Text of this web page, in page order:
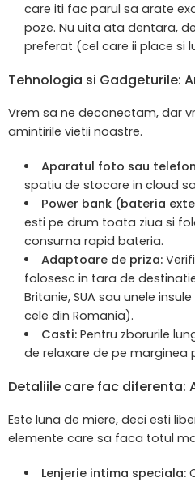
care iti fac parul sa arate
poze. Nu uita ata dentara,
preferat (cel care ii place si
Tehnologia si Gadgeturile:
Vrem sa ne deconectam, dar
amintirile vietii noastre.
Aparatul foto sau
spatiu de stocare in cloud
Power bank (bateria
esti pe drum toata ziua si
consuma rapid bateria.
Adaptoare de priza:
folosesc in tara de
Britanie, SUA sau unele
cele din Romania).
Casti:Pentru zborurile
de relaxare de pe marginea
Detaliile care fac diferenta:
Este luna de miere, deci esti
elemente care sa faca totul
Lenjerie intima speciala: